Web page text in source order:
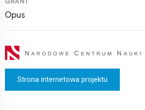
Opus
Strona internetowa projektu